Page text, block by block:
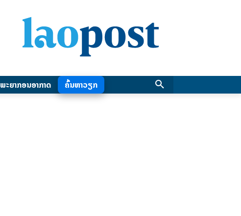
ພະຍາກອນອາກາດ ຄົ້ນຫາວຽກ